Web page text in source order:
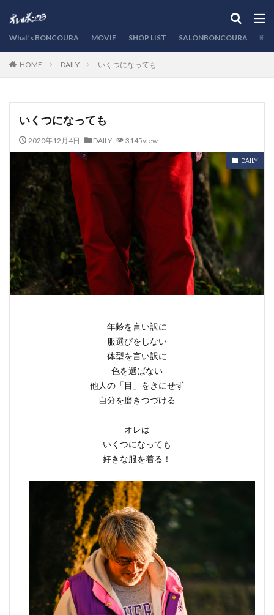
What’s BONCOURA MOVIE SHOP LIST SALONBONCOURA
HOME DAILY いくつになっても
いくつになっても
2020年12月4日 DAILY 3145view
DAILY
年齢を言い訳に
服選びをしない
体型を言い訳に
色を選ばない
他人の「目」をきにせず
自分を磨きつづける
オレは
いくつになっても
好きな服を着る！
カテゴリー
検索